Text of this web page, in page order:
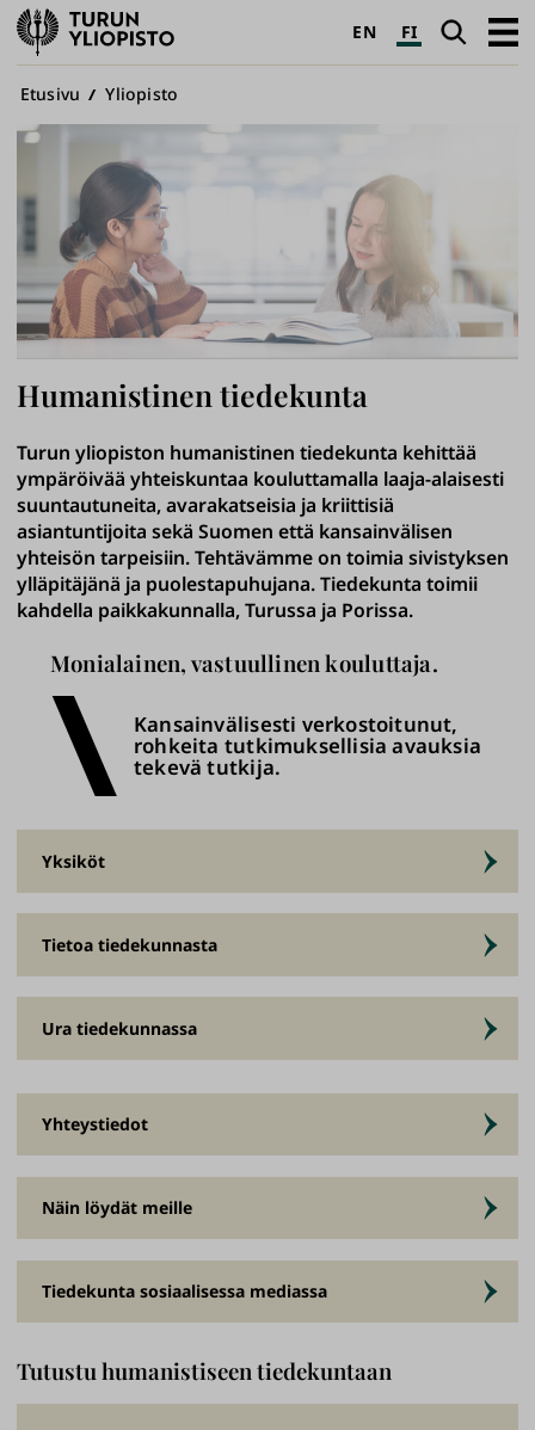
Turun
yliopisto
EN FI Haku
Avaa
Murupolku
Etusivu Yliopisto
Humanistinen tiedekunta
Turun yliopiston humanistinen tiedekunta kehittää
ympäröivää yhteiskuntaa kouluttamalla laaja-alaisesti
suuntautuneita, avarakatseisia ja kriittisiä
asiantuntijoita sekä Suomen että kansainvälisen
yhteisön tarpeisiin. Tehtävämme on toimia sivistyksen
ylläpitäjänä ja puolestapuhujana. Tiedekunta toimii
kahdella paikkakunnalla, Turussa ja Porissa.
Monialainen, vastuullinen kouluttaja.
Kansainvälisesti verkostoitunut,
rohkeita tutkimuksellisia avauksia
tekevä tutkija.
Yksiköt
Tietoa tiedekunnasta
Ura tiedekunnassa
Yhteystiedot
Näin löydät meille
Tiedekunta sosiaalisessa mediassa
Tutustu humanistiseen tiedekuntaan